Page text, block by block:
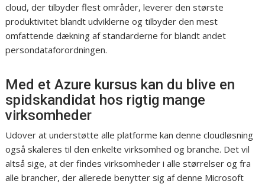
cloud, der tilbyder flest områder, leverer den største
produktivitet blandt udviklerne og tilbyder den mest
omfattende dækning af standarderne for blandt andet
persondataforordningen.
Med et Azure kursus kan du blive en
spidskandidat hos rigtig mange
virksomheder
Udover at understøtte alle platforme kan denne cloudløsning
også skaleres til den enkelte virksomhed og branche. Det vil
altså sige, at der findes virksomheder i alle størrelser og fra
alle brancher, der allerede benytter sig af denne Microsoft